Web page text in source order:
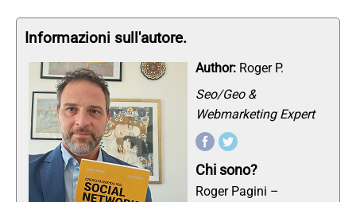
Informazioni sull'autore.
Author: Roger P.
Seo/Geo &
Webmarketing Expert
Chi sono?
Roger Pagini –